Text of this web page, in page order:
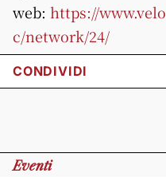
web: https://
c/network/24/
CONDIVIDI
Eventi